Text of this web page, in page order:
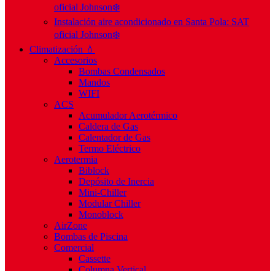
oficial Johnson❄️
Instalación aire acondicionado en Santa Pola: SAT
oficial Johnson❄️
Climatización 💧
Accesorios
Bombas Condensados
Mandos
WIFI
ACS
Acumulador Aerotérmico
Caldera de Gas
Calentador de Gas
Termo Eléctrico
Aerotermia
Biblock
Depósito de Inercia
Mini-Chiller
Modular Chiller
Monoblock
AirZone
Bombas de Piscina
Comercial
Cassette